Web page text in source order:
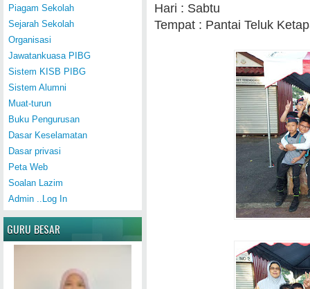
Hari : Sabtu
Tempat : Pantai Teluk
Piagam Sekolah
Sejarah Sekolah
Organisasi
Jawatankuasa PIBG
Sistem KISB PIBG
Sistem Alumni
Muat-turun
Buku Pengurusan
Dasar Keselamatan
Dasar privasi
Peta Web
Soalan Lazim
Admin ..Log In
GURU BESAR